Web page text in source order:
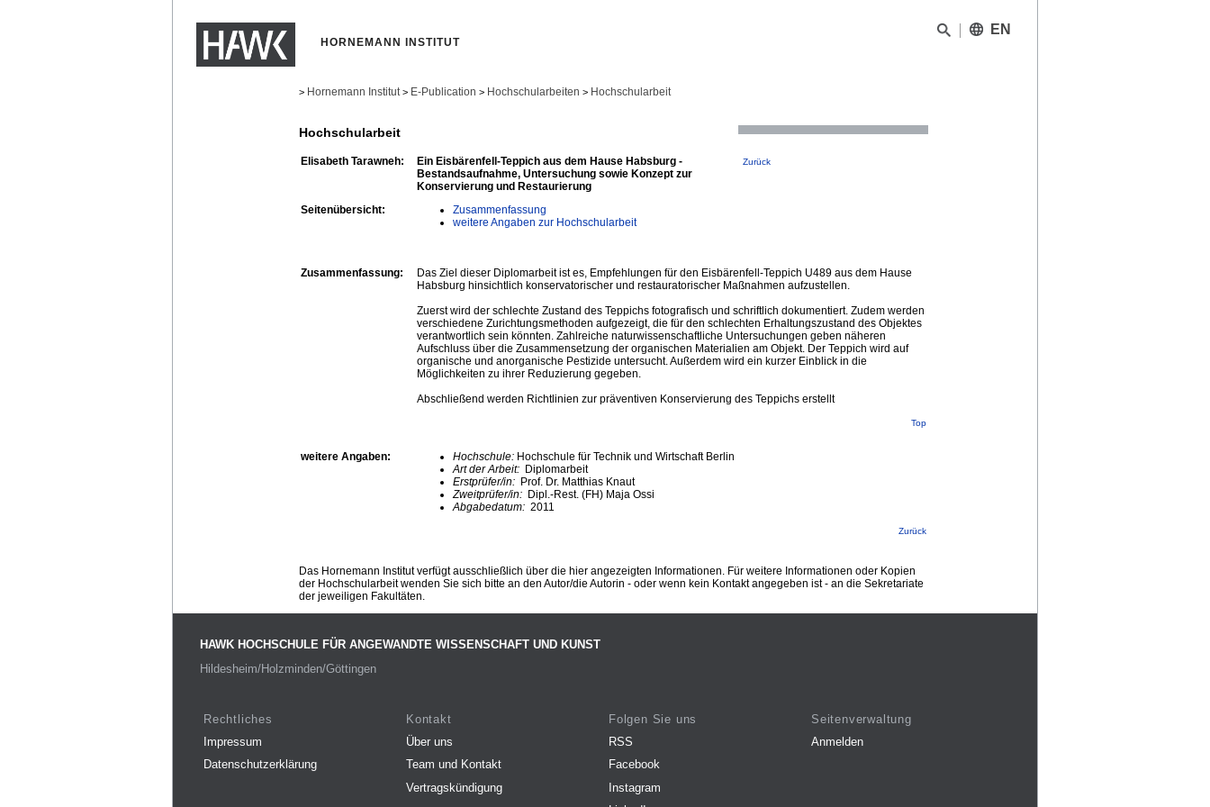
HORNEMANN INSTITUT
EN
> Hornemann Institut > E-Publication > Hochschularbeiten > Hochschularbeit
Hochschularbeit
Elisabeth Tarawneh:
Ein Eisbärenfell-Teppich aus dem Hause Habsburg -
Bestandsaufnahme, Untersuchung sowie Konzept zur
Konservierung und Restaurierung
Zurück
Seitenübersicht:
Zusammenfassung
weitere Angaben zur Hochschularbeit
Zusammenfassung:
Das Ziel dieser Diplomarbeit ist es, Empfehlungen für den Eisbärenfell-Teppich U489 aus dem Hause
Habsburg hinsichtlich konservatorischer und restauratorischer Maßnahmen aufzustellen.
Zuerst wird der schlechte Zustand des Teppichs fotografisch und schriftlich dokumentiert. Zudem werden
verschiedene Zurichtungsmethoden aufgezeigt, die für den schlechten Erhaltungszustand des Objektes
verantwortlich sein könnten. Zahlreiche naturwissenschaftliche Untersuchungen geben näheren
Aufschluss über die Zusammensetzung der organischen Materialien am Objekt. Der Teppich wird auf
organische und anorganische Pestizide untersucht. Außerdem wird ein kurzer Einblick in die
Möglichkeiten zu ihrer Reduzierung gegeben.
Abschließend werden Richtlinien zur präventiven Konservierung des Teppichs erstellt
Top
weitere Angaben: Hochschule: Hochschule für Technik und Wirtschaft Berlin
Art der Arbeit: Diplomarbeit
Erstprüfer/in: Prof. Dr. Matthias Knaut
Zweitprüfer/in: Dipl.-Rest. (FH) Maja Ossi
Abgabedatum: 2011
Zurück
Das Hornemann Institut verfügt ausschließlich über die hier angezeigten Informationen. Für weitere Informationen oder Kopien
der Hochschularbeit wenden Sie sich bitte an den Autor/die Autorin - oder wenn kein Kontakt angegeben ist - an die Sekretariate
der jeweiligen Fakultäten.
HAWK HOCHSCHULE FÜR ANGEWANDTE WISSENSCHAFT UND KUNST
Hildesheim/Holzminden/Göttingen
Rechtliches
Impressum
Datenschutzerklärung
Kontakt
Über uns
Team und Kontakt
Vertragskündigung
Folgen Sie uns
RSS
Facebook
Instagram
Seitenverwaltung
Anmelden